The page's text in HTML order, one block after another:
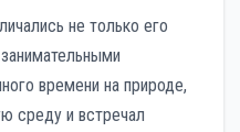
не только его
времени на природе,
среду и встречал